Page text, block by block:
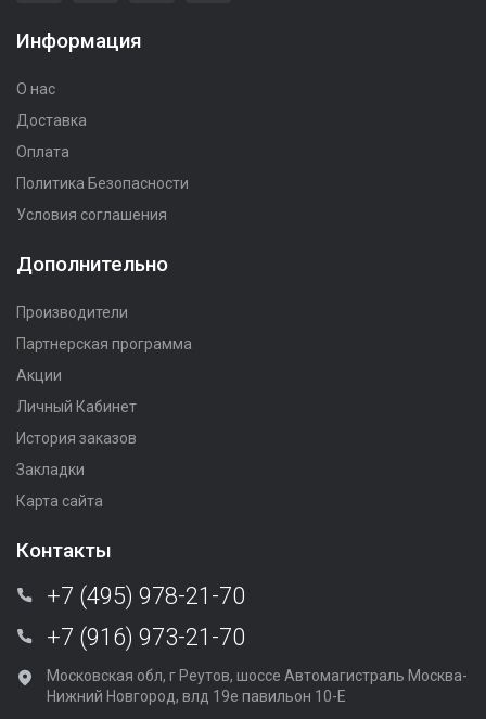
Информация
О нас
Доставка
Оплата
Политика Безопасности
Условия соглашения
Дополнительно
Производители
Партнерская программа
Акции
Личный Кабинет
История заказов
Закладки
Карта сайта
Контакты
+7 (495) 978-21-70
+7 (916) 973-21-70
Московская обл, г Реутов, шоссе Автомагистраль Москва-
Нижний Новгород, влд 19е павильон 10-Е